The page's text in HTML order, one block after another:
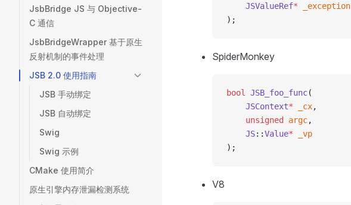
JsbBridge JS 与 Objective-
C 通信
JsbBridgeWrapper 基于原生
反射机制的事件处理
JSB 2.0 使用指南
JSB 手动绑定
JSB 自动绑定
Swig
Swig 示例
CMake 使用简介
原生引擎内存泄漏检测系统
    JSValueRef
* _exception
);
SpiderMonkey
bool JSB_foo_func(
    JSContext
* _cx,
    unsigned
argc,
    JS
::Value* _vp
);
V8